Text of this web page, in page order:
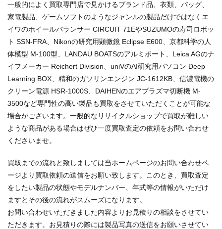
一般的によく買取専門店で見かけるブランド品、衣類、バッグ、
家電製品、ゲームソフトのようなジャンルの製品だけではなくエ
イワのホイールバランサー CIRCUIT 71EやSUZUMOの寿司ロボッ
ト SSN-FRA、Nikonの研究用顕微鏡 Eclipse E600、京都科学の人
体模型 M-100型、LANDAU BOATSのアルミボート、Leica AGのナ
イフメーカー Reichert Division、uniVのAI研究用パソコン Deep
Learning BOX、精和のガソリンエンジン JC-1612KB、信濃電機の
クリーン電源 HSR-1000S、DAIHENのエアプラズマ切断機 M-
3500など専門性の高い製品も買取をさせていただくことが可能な
場合がございます。一般的なリサイクルショップで買取が難しい
ような商品がある場合はぜひ一度買取査定の依頼をお問い合わせ
くださいませ。
買取までの流れと致しましては当ホームページのお問い合わせペ
ージより買取依頼の送信をお願い致します。このとき、買取査定
をしたい製品の状態やモデルナンバー、年式等の情報がいただけ
ますとその後の流れがスムーズになります。
お問い合わせいただきました内容よりお見積りの相談をさせてい
ただきます。お見積りの際には製品写真の送信をお願いさせてい